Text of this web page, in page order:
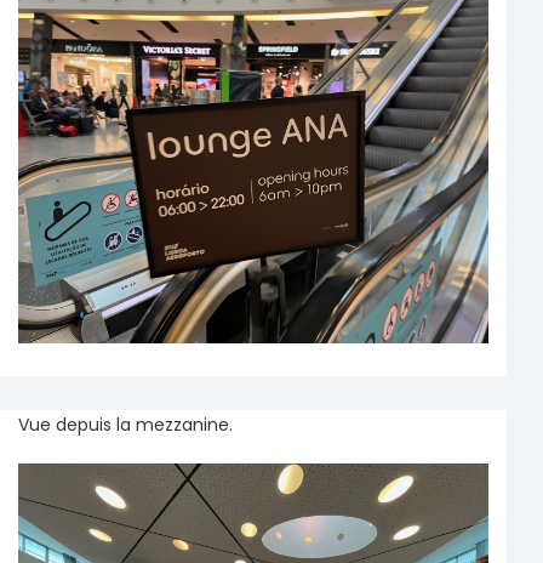
Vue depuis la mezzanine.